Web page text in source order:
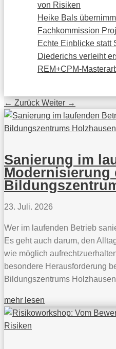
von Risiken
Heike Bals
Fachkommission
Echte Einblicke statt
Diederichs verleiht
REM+CPM-
← Zurück Weiter →
Sanierung im
Modernisierung
23. Juli. 2026
Wer im laufenden Betrieb
Es geht auch darum, den
wie möglich
besondere Herausforderung
Bildungszentrums
mehr lesen